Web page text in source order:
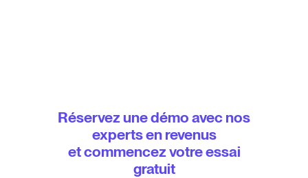
Réservez une démo avec nos
experts en revenus
et commencez votre essai
gratuit